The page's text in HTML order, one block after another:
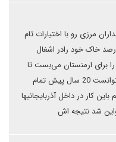
مرزی رو با اختیارات تام
حسن نیت به طرف آذربایجان که 20 درصد خاک خود رادر اشغال
را برای ارمنستان می‌بست تا
مجبور به عقب نشینی شده واین ماجرا می‌توانست 20 سال پیش تمام
کار در داخل آذربایجانیها
شد نتیجه اش